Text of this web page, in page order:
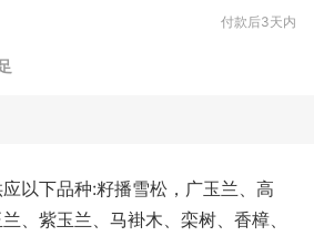
付款后3天内
应以下品种:籽播雪松，广玉兰、高
、紫玉兰、马褂木、栾树、香樟、